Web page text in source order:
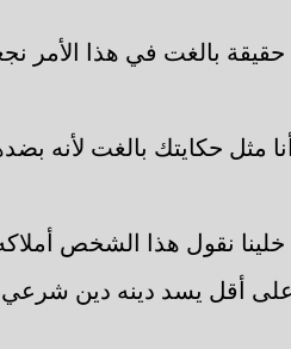
حقيقة بالغت في هذا الأمر
مثل حكايتك بالغت لأنه
خلينا نقول هذا الشخص
أقل يسد دينه دين